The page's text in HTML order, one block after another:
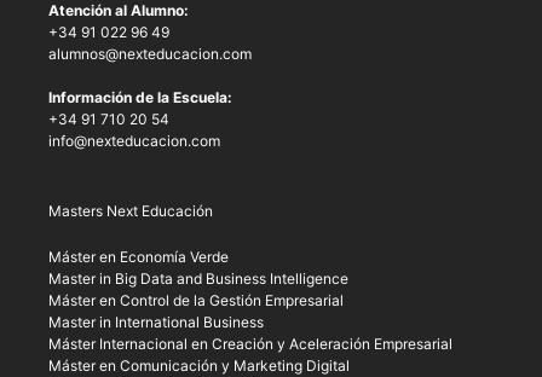
Atención al Alumno:
+34 91 022 96 49
alumnos@nexteducacion.com
Información de la Escuela:
+34 91 710 20 54
info@nexteducacion.com
Masters Next Educación
Máster en Economía Verde
Master in Big Data and Business Intelligence
Máster en Control de la Gestión Empresarial
Master in International Business
Máster Internacional en Creación y Aceleración Empresarial
Máster en Comunicación y Marketing Digital